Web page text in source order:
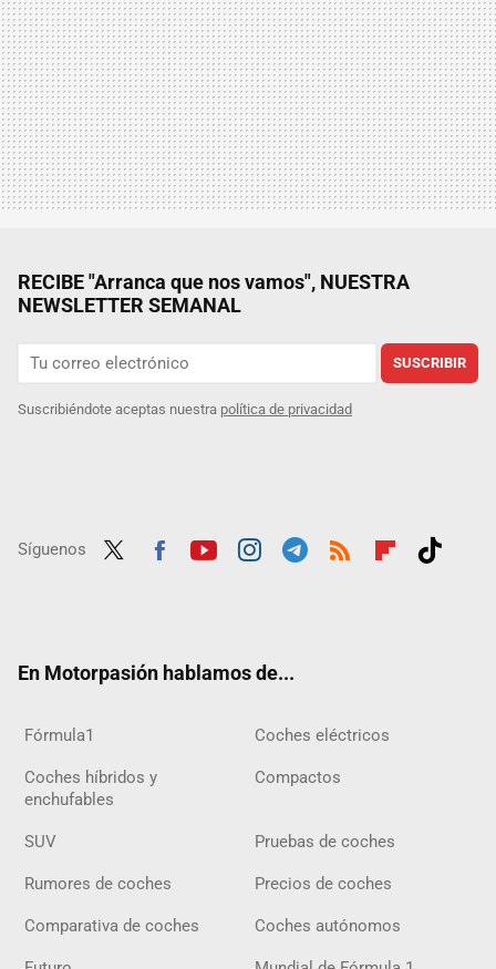
RECIBE "Arranca que nos vamos", NUESTRA
NEWSLETTER SEMANAL
SUSCRIBIR
Suscribiéndote aceptas nuestra política de privacidad
Síguenos
En Motorpasión hablamos de...
Fórmula1 Coches eléctricos
Coches híbridos y
enchufables
Compactos
SUV Pruebas de coches
Rumores de coches Precios de coches
Comparativa de coches Coches autónomos